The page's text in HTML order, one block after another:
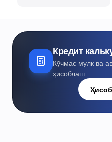
Кредит
Кўчмас мулк ва
ҳисоблаш